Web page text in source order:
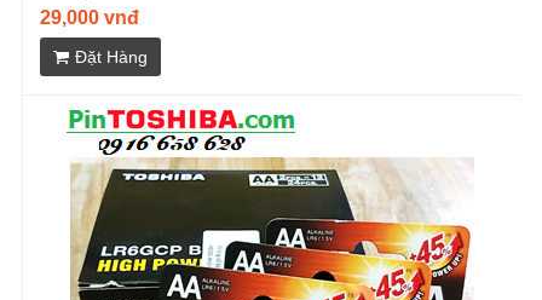
29,000 vnđ
Đặt Hàng